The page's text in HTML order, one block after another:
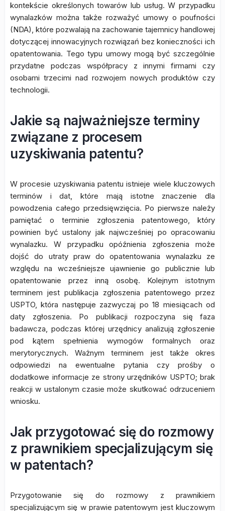
kontekście określonych towarów lub usług. W przypadku
wynalazków można także rozważyć umowy o poufności
(NDA), które pozwalają na zachowanie tajemnicy handlowej
dotyczącej innowacyjnych rozwiązań bez konieczności ich
opatentowania. Tego typu umowy mogą być szczególnie
przydatne podczas współpracy z innymi firmami czy
osobami trzecimi nad rozwojem nowych produktów czy
technologii.
Jakie są najważniejsze terminy
związane z procesem
uzyskiwania patentu?
W procesie uzyskiwania patentu istnieje wiele kluczowych
terminów i dat, które mają istotne znaczenie dla
powodzenia całego przedsięwzięcia. Po pierwsze należy
pamiętać o terminie zgłoszenia patentowego, który
powinien być ustalony jak najwcześniej po opracowaniu
wynalazku. W przypadku opóźnienia zgłoszenia może
dojść do utraty praw do opatentowania wynalazku ze
względu na wcześniejsze ujawnienie go publicznie lub
opatentowanie przez inną osobę. Kolejnym istotnym
terminem jest publikacja zgłoszenia patentowego przez
USPTO, która następuje zazwyczaj po 18 miesiącach od
daty zgłoszenia. Po publikacji rozpoczyna się faza
badawcza, podczas której urzędnicy analizują zgłoszenie
pod kątem spełnienia wymogów formalnych oraz
merytorycznych. Ważnym terminem jest także okres
odpowiedzi na ewentualne pytania czy prośby o
dodatkowe informacje ze strony urzędników USPTO; brak
reakcji w ustalonym czasie może skutkować odrzuceniem
wniosku.
Jak przygotować się do rozmowy
z prawnikiem specjalizującym się
w patentach?
Przygotowanie się do rozmowy z prawnikiem
specjalizującym się w prawie patentowym jest kluczowym